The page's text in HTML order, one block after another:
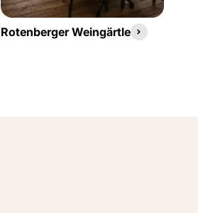
Rotenberger Weingärtle